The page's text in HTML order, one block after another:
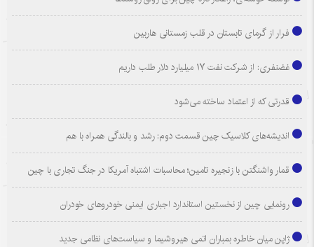
فرار از گرمای تابستان در قلب زمستانی هاربین
غضنفری: از شرکت نفت ۱۷ میلیارد دلار طلب داریم
قدرتی که از اعتماد ساخته می‌شود
اندیشه‌های کلاسیک چین قسمت دوم: رشد و بالندگی همراه با هم
قمار واشنگتن با زنجیره تامین؛ محاسبات اشتباه آمریکا در جنگ تجاری با چین
رونمایی چین از نخستین استاندارد اجباری ایمنی خودروهای خودران
ژاپن میان خاطره بمباران اتمی هیروشیما و سیاست‌های نظامی جدید